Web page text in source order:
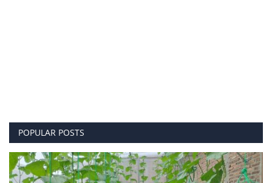
POPULAR POSTS